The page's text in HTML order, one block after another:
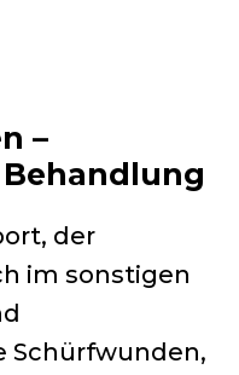
–
der
im sonstigen
Schürfwunden,